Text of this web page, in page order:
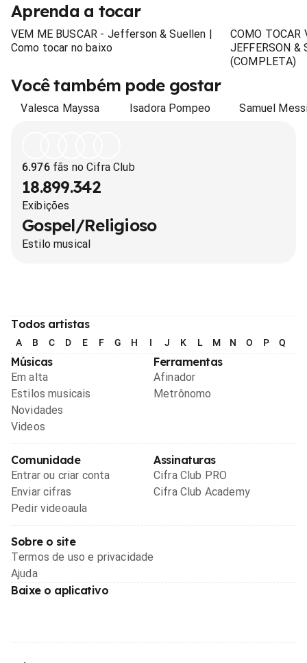
Aprenda a tocar
VEM ME BUSCAR - Jefferson & Suellen |
Como tocar no baixo
COMO TOCAR
JEFFERSON &
(COMPLETA)
Você também pode gostar
Valesca Mayssa Isadora Pompeo Samuel
6.976fãs no Cifra Club
18.899.342
Exibições
Gospel/Religioso
Estilo musical
Todos artistas
A B C D E F G H I J K L M N O P Q
Músicas
Em alta
Estilos musicais
Novidades
Videos
Ferramentas
Afinador
Metrônomo
Comunidade
Entrar ou criar conta
Enviar cifras
Pedir videoaula
Assinaturas
Cifra Club PRO
Cifra Club Academy
Sobre o site
Termos de uso e privacidade
Ajuda
Baixe o aplicativo